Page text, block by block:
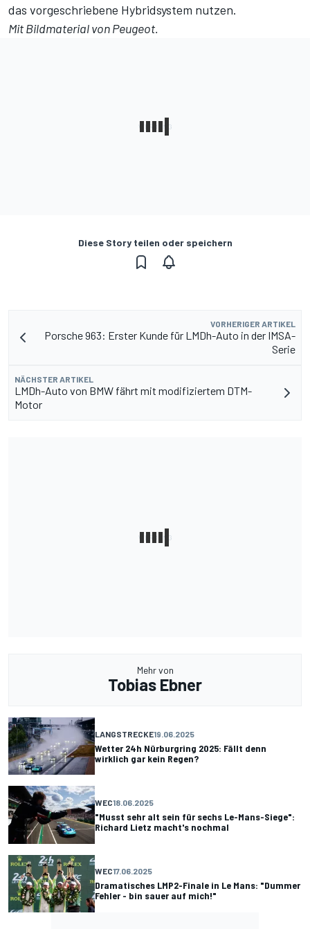
das vorgeschriebene Hybridsystem nutzen.
Mit Bildmaterial von Peugeot.
Diese Story teilen oder speichern
VORHERIGER ARTIKEL
Porsche 963: Erster Kunde für LMDh-Auto in der IMSA-
Serie
NÄCHSTER ARTIKEL
LMDh-Auto von BMW fährt mit modifiziertem DTM-
Motor
Mehr von
Tobias Ebner
LANGSTRECKE19.06.2025
Wetter 24h Nürburgring 2025: Fällt denn
wirklich gar kein Regen?
WEC18.06.2025
"Musst sehr alt sein für sechs Le-Mans-Siege":
Richard Lietz macht's nochmal
WEC17.06.2025
Dramatisches LMP2-Finale in Le Mans: "Dummer
Fehler - bin sauer auf mich!"